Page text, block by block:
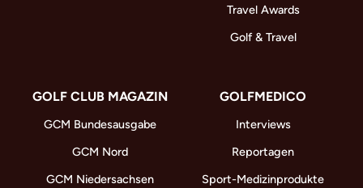
Travel Awards
Golf & Travel
GOLF CLUB MAGAZIN
GCM Bundesausgabe
GCM Nord
GCM Niedersachsen
GOLFMEDICO
Interviews
Reportagen
Sport-Medizinprodukte